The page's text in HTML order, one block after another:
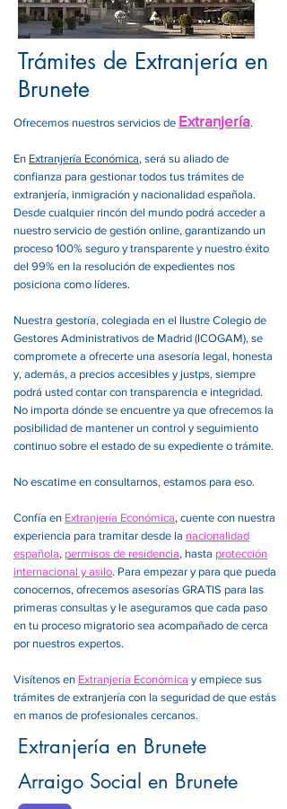
Trámites de Extranjería en
Brunete
Ofrecemos nuestros servicios de Extranjería.
En Extranjería Económica, será su aliado de
confianza para gestionar todos tus trámites de
extranjería, inmigración y nacionalidad española.
Desde cualquier rincón del mundo podrá acceder a
nuestro servicio de gestión online, garantizando un
proceso 100% seguro y transparente y nuestro éxito
del 99% en la resolución de expedientes nos
posiciona como líderes.
Nuestra gestoría, colegiada en el Ilustre Colegio de
Gestores Administrativos de Madrid (ICOGAM), se
compromete a ofrecerte una asesoría legal, honesta
y, además, a precios accesibles y justps, siempre
podrá usted contar con transparencia e integridad.
No importa dónde se encuentre ya que ofrecemos la
posibilidad de mantener un control y seguimiento
continuo sobre el estado de su expediente o trámite.
No escatime en consultarnos, estamos para eso.
Confía en Extranjería Económica, cuente con nuestra
experiencia para tramitar desde la nacionalidad
española, permisos de residencia, hasta protección
internacional y asilo. Para empezar y para que pueda
conocernos, ofrecemos asesorías GRATIS para las
primeras consultas y le aseguramos que cada paso
en tu proceso migratorio sea acompañado de cerca
por nuestros expertos.
Visítenos en Extranjería Económica y empiece sus
trámites de extranjería con la seguridad de que estás
en manos de profesionales cercanos.
Extranjería en Brunete
Arraigo Social en Brunete